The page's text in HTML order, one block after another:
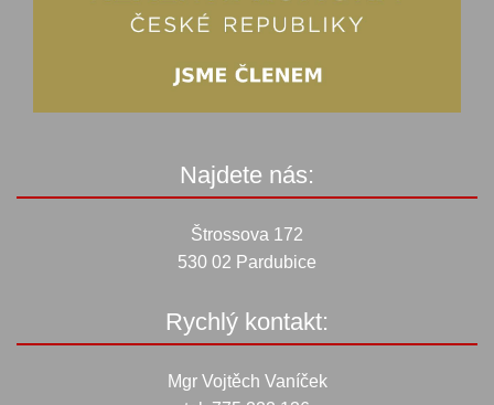
Najdete nás:
Štrossova 172
530 02 Pardubice
Rychlý kontakt:
Mgr Vojtěch Vaníček